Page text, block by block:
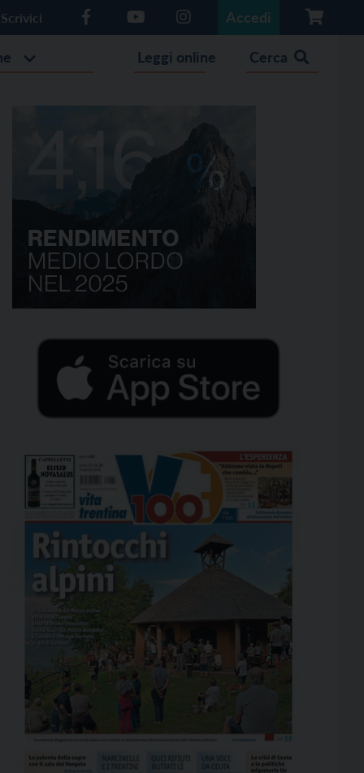
Scrivici Accedi
Leggi online Cerca